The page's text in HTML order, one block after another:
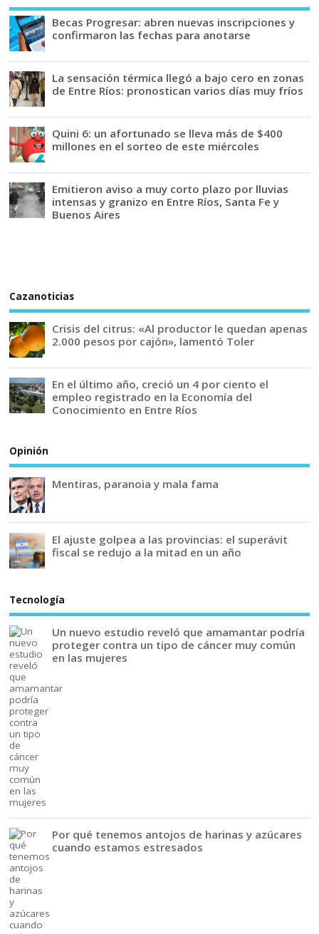
Becas Progresar: abren nuevas inscripciones y
confirmaron las fechas para anotarse
La sensación térmica llegó a bajo cero en zonas
de Entre Ríos: pronostican varios días muy fríos
Quini 6: un afortunado se lleva más de $400
millones en el sorteo de este miércoles
Emitieron aviso a muy corto plazo por lluvias
intensas y granizo en Entre Ríos, Santa Fe y
Buenos Aires
Cazanoticias
Crisis del citrus: «Al productor le quedan apenas
2.000 pesos por cajón», lamentó Toler
En el último año, creció un 4 por ciento el
empleo registrado en la Economía del
Conocimiento en Entre Ríos
Opinión
Mentiras, paranoia y mala fama
El ajuste golpea a las provincias: el superávit
fiscal se redujo a la mitad en un año
Tecnología
Un nuevo estudio reveló que amamantar podría
proteger contra un tipo de cáncer muy común
en las mujeres
Por qué tenemos antojos de harinas y azúcares
cuando estamos estresados